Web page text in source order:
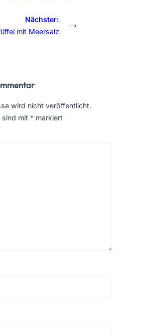
Nächster:
mit Meersalz
→
wird nicht veröffentlicht.
sind mit * markiert